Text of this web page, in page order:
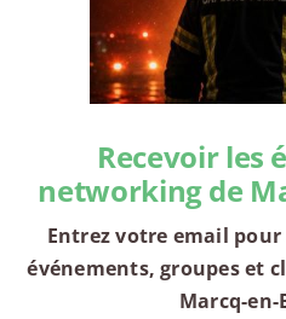
Recevoir les
networking de
Entrez votre email pour
événements, groupes et
Marcq-